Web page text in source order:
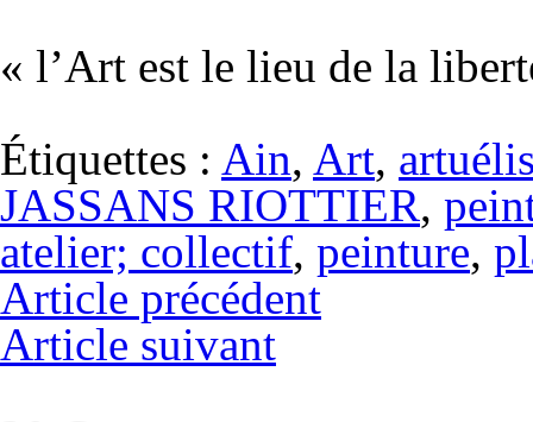
« l’Art est le lieu de la
Étiquettes : Ain, Art,
JASSANS RIOTTIER,
atelier; collectif, peinture,
Article précédent
Article suivant